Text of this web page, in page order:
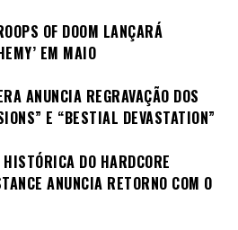
OF DOOM LANÇARÁ
EM MAIO
ANUNCIA REGRAVAÇÃO DOS
E “BESTIAL DEVASTATION”
DO HARDCORE
ANUNCIA RETORNO COM O